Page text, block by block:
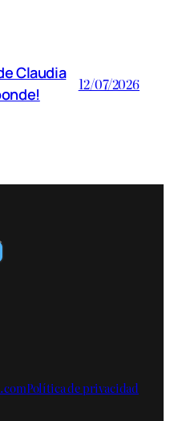
Claudia
12/07/2026
Política de privacidad